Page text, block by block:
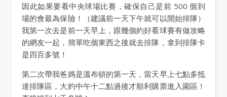
因此如果要看中央球場比賽，確保自己是前 500 個到
場的會最為保險！（建議前一天下午就可以開始排隊）
我第一次去是前一天早上，跟幾個約好看球賽有做攻略
的網友一起，簡單吃個東西之後就去排隊，拿到排隊卡
是四百多號！
第二次帶我爸媽是溫布頓的第一天，當天早上七點多抵
達排隊區，大約中午十二點過後才順利購票進入園區！